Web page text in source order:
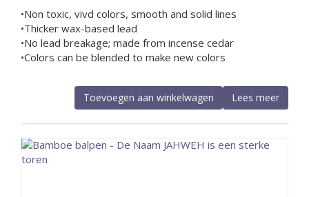
•Non toxic, vivd colors, smooth and solid lines
•Thicker wax-based lead
•No lead breakage; made from incense cedar
•Colors can be blended to make new colors
Lees meer
Toevoegen aan winkelwagen